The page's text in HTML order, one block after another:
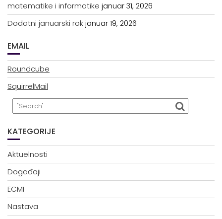
matematike i informatike januar 31, 2026
Dodatni januarski rok januar 19, 2026
EMAIL
Roundcube
SquirrelMail
KATEGORIJE
Aktuelnosti
Događaji
ECMI
Nastava